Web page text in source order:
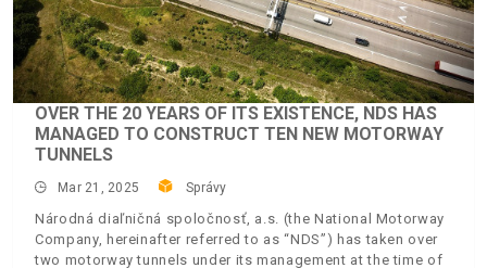
OVER THE 20 YEARS OF ITS EXISTENCE, NDS HAS
MANAGED TO CONSTRUCT TEN NEW MOTORWAY
TUNNELS
Mar 21, 2025 Správy
Národná diaľničná spoločnosť, a.s. (the National Motorway
Company, hereinafter referred to as “NDS”) has taken over
two motorway tunnels under its management at the time of